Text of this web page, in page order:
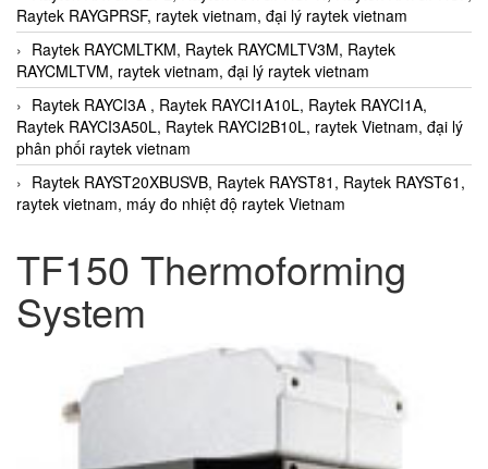
Raytek RAYGPRSF, raytek vietnam, đại lý raytek vietnam
Raytek RAYCMLTKM, Raytek RAYCMLTV3M, Raytek
RAYCMLTVM, raytek vietnam, đại lý raytek vietnam
Raytek RAYCI3A , Raytek RAYCI1A10L, Raytek RAYCI1A,
Raytek RAYCI3A50L, Raytek RAYCI2B10L, raytek Vietnam, đại lý
phân phối raytek vietnam
Raytek RAYST20XBUSVB, Raytek RAYST81, Raytek RAYST61,
raytek vietnam, máy đo nhiệt độ raytek Vietnam
TF150 Thermoforming
System